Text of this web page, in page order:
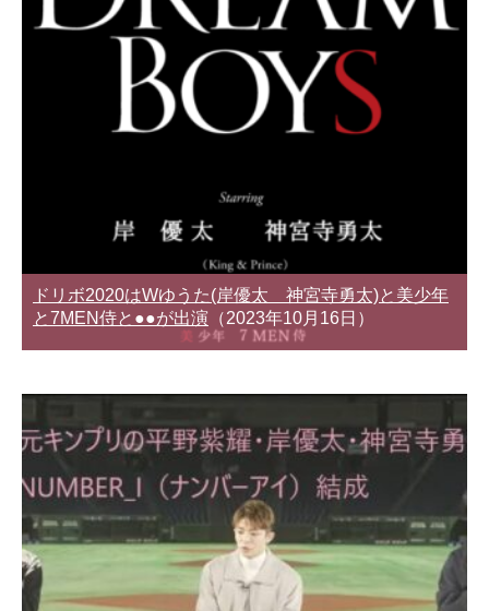
ドリボ2020はWゆうた(岸優太 神宮寺勇太)と美少年
と7MEN侍と●●が出演 （2023年10月16日）